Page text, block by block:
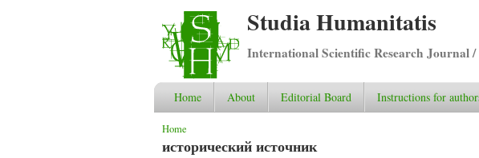
Studia Humanitatis
International Scientific Research Journal /
Home About Editorial Board Instructions for
You are here
Home
исторический источник